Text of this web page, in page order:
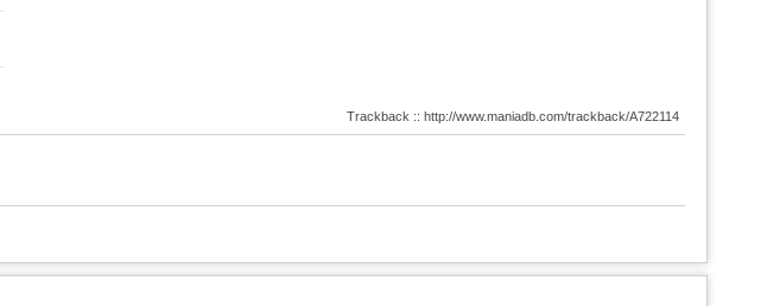
Trackback :: http://www.maniadb.com/trackback/A722114